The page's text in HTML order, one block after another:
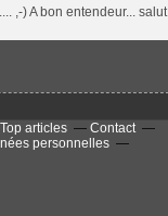
,-) A bon entendeur...
Top articles
Contact
personnelles